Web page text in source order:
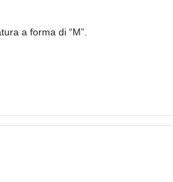
a forma di “M”.